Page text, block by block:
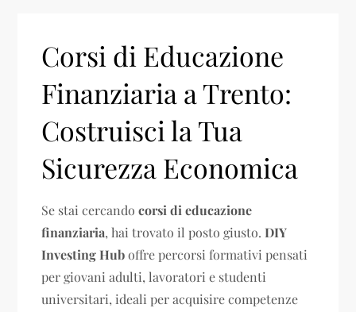
Corsi di Educazione
Finanziaria a Trento:
Costruisci la Tua
Sicurezza Economica
Se stai cercandocorsi di educazione
finanziaria, hai trovato il posto giusto.DIY
Investing Huboffre percorsi formativi pensati
per giovani adulti, lavoratori e studenti
universitari, ideali per acquisire competenze